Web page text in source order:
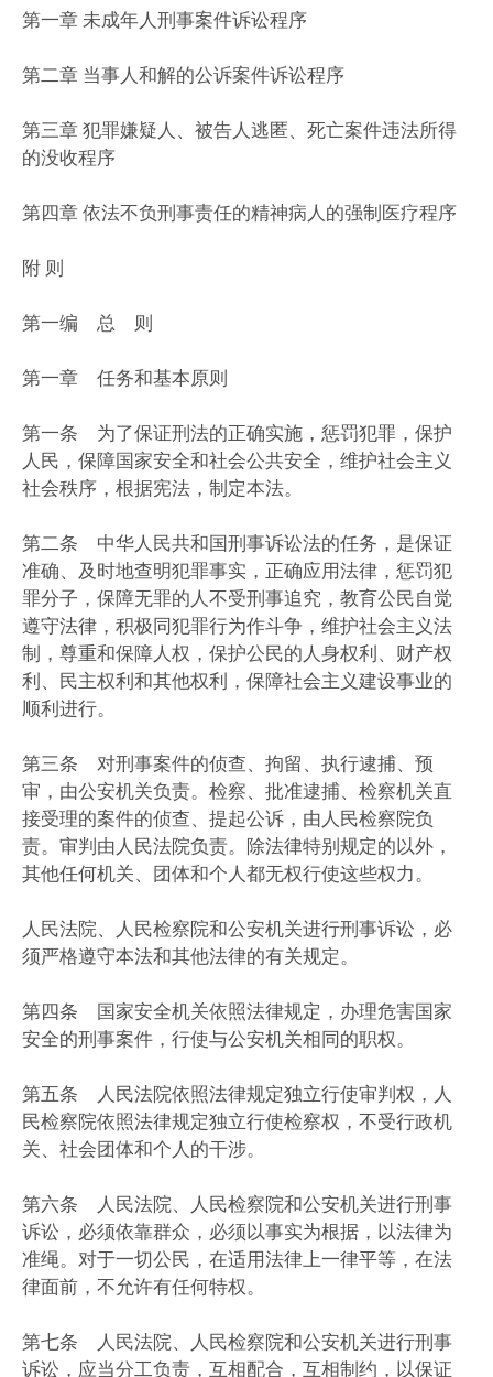
第一章 未成年人刑事案件诉讼程序
第二章 当事人和解的公诉案件诉讼程序
第三章 犯罪嫌疑人、被告人逃匿、死亡案件违法所得
的没收程序
第四章 依法不负刑事责任的精神病人的强制医疗程序
附 则
第一编 总 则
第一章 任务和基本原则
第一条 为了保证刑法的正确实施，惩罚犯罪，保护
人民，保障国家安全和社会公共安全，维护社会主义
社会秩序，根据宪法，制定本法。
第二条 中华人民共和国刑事诉讼法的任务，是保证
准确、及时地查明犯罪事实，正确应用法律，惩罚犯
罪分子，保障无罪的人不受刑事追究，教育公民自觉
遵守法律，积极同犯罪行为作斗争，维护社会主义法
制，尊重和保障人权，保护公民的人身权利、财产权
利、民主权利和其他权利，保障社会主义建设事业的
顺利进行。
第三条 对刑事案件的侦查、拘留、执行逮捕、预
审，由公安机关负责。检察、批准逮捕、检察机关直
接受理的案件的侦查、提起公诉，由人民检察院负
责。审判由人民法院负责。除法律特别规定的以外，
其他任何机关、团体和个人都无权行使这些权力。
人民法院、人民检察院和公安机关进行刑事诉讼，必
须严格遵守本法和其他法律的有关规定。
第四条 国家安全机关依照法律规定，办理危害国家
安全的刑事案件，行使与公安机关相同的职权。
第五条 人民法院依照法律规定独立行使审判权，人
民检察院依照法律规定独立行使检察权，不受行政机
关、社会团体和个人的干涉。
第六条 人民法院、人民检察院和公安机关进行刑事
诉讼，必须依靠群众，必须以事实为根据，以法律为
准绳。对于一切公民，在适用法律上一律平等，在法
律面前，不允许有任何特权。
第七条 人民法院、人民检察院和公安机关进行刑事
诉讼，应当分工负责，互相配合，互相制约，以保证